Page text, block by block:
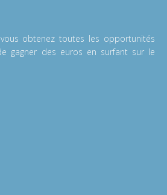
vous obtenez toutes les opportunités
gagner des euros en surfant sur le